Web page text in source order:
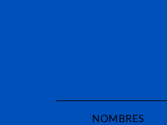
NOMBRES